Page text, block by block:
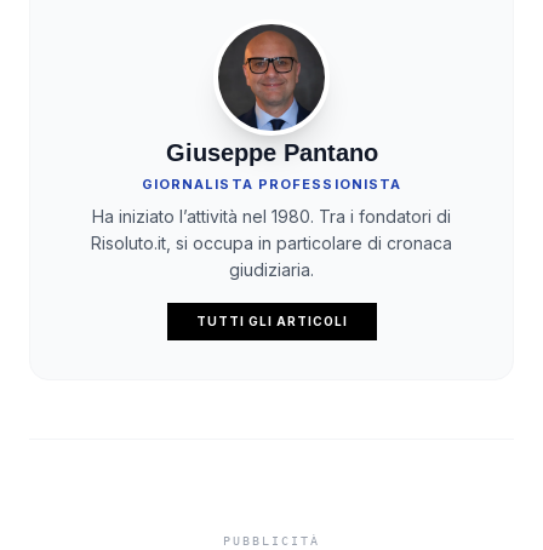
Giuseppe Pantano
GIORNALISTA PROFESSIONISTA
Ha iniziato l’attività nel 1980. Tra i fondatori di
Risoluto.it, si occupa in particolare di cronaca
giudiziaria.
TUTTI GLI ARTICOLI